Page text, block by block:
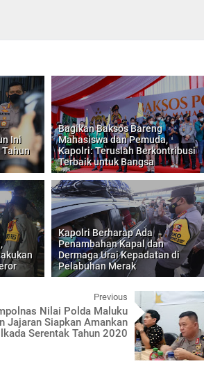
Ini
Bagikan Baksos Bareng
Mahasiswa dan Pemuda,
Kapolri: Teruslah Berkontribusi
Terbaik untuk Bangsa
Kapolri Berharap Ada
Penambahan Kapal dan
Dermaga Urai Kepadatan di
Pelabuhan Merak
Previous
Nilai Polda Maluku
Jajaran Siapkan Amankan
Serentak Tahun 2020